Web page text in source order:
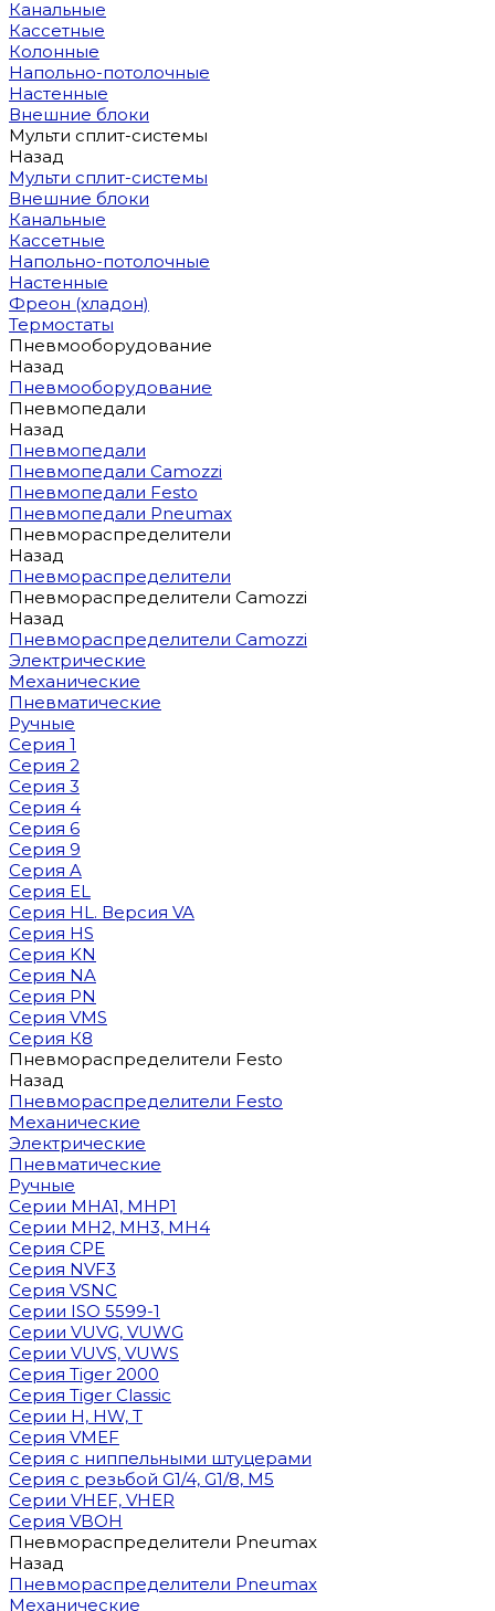
Канальные
Кассетные
Колонные
Напольно-потолочные
Настенные
Внешние блоки
Мульти сплит-системы
Назад
Мульти сплит-системы
Внешние блоки
Канальные
Кассетные
Напольно-потолочные
Настенные
Фреон (хладон)
Термостаты
Пневмооборудование
Назад
Пневмооборудование
Пневмопедали
Назад
Пневмопедали
Пневмопедали Camozzi
Пневмопедали Festo
Пневмопедали Pneumax
Пневмораспределители
Назад
Пневмораспределители
Пневмораспределители Camozzi
Назад
Пневмораспределители Camozzi
Электрические
Механические
Пневматические
Ручные
Серия 1
Серия 2
Серия 3
Серия 4
Серия 6
Серия 9
Серия A
Серия EL
Серия HL. Версия VA
Серия HS
Серия KN
Серия NA
Серия PN
Серия VMS
Серия К8
Пневмораспределители Festo
Назад
Пневмораспределители Festo
Механические
Электрические
Пневматические
Ручные
Cерии MHA1, MHP1
Cерии MH2, MH3, MH4
Cерия CPE
Серия NVF3
Серия VSNC
Серии ISO 5599-1
Серии VUVG, VUWG
Серии VUVS, VUWS
Серия Tiger 2000
Серия Tiger Classic
Серии H, HW, T
Серия VMEF
Серия с ниппельными штуцерами
Серия с резьбой G1/4, G1/8, М5
Серии VHEF, VHER
Серия VBOH
Пневмораспределители Pneumax
Назад
Пневмораспределители Pneumax
Механические